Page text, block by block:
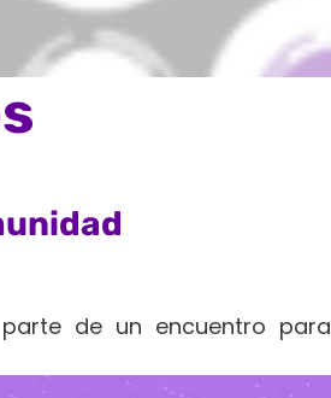
de un encuentro para